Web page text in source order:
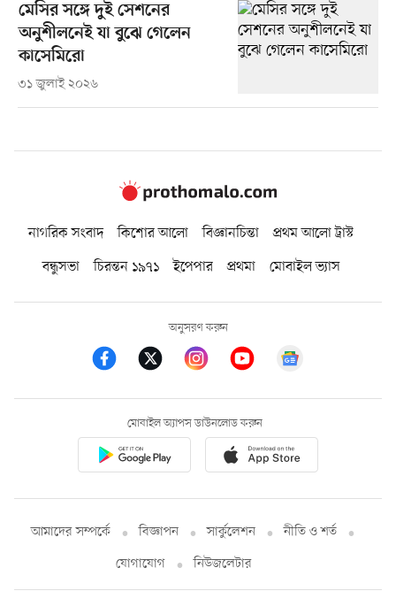
মেসির সঙ্গে দুই সেশনের
অনুশীলনেই যা বুঝে গেলেন
কাসেমিরো
৩১ জুলাই ২০২৬
নাগরিক সংবাদ কিশোর আলো বিজ্ঞানচিন্তা
প্রথম আলো ট্রাস্ট
বন্ধুসভা
চিরন্তন ১৯৭১ ইপেপার প্রথমা মোবাইল ভ্যাস
অনুসরণ করুন
মোবাইল অ্যাপস ডাউনলোড করুন
আমাদের সম্পর্কে বিজ্ঞাপন সার্কুলেশন
নীতি ও শর্ত
যোগাযোগ
নিউজলেটার